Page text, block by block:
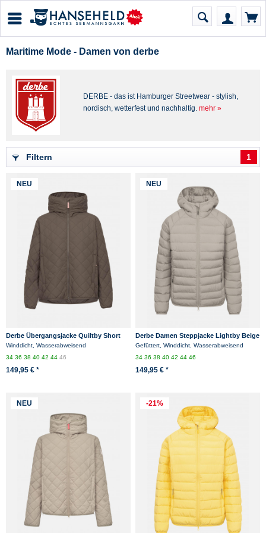
Maritime Mode - Damen von derbe
DERBE - das ist Hamburger Streetwear - stylish,
nordisch, wetterfest und nachhaltig. mehr »
Filtern 1
NEU
Derbe Übergangsjacke Quiltby Short
Damen Braun Steppjacke
Winddicht, Wasserabweisend
34363840424446
149,95 € *
NEU
Derbe Damen Steppjacke Lightby Beige
Übergangsjacke
Gefüttert, Winddicht, Wasserabweisend
34363840424446
149,95 € *
NEU -21%